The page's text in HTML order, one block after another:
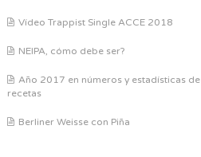
Vídeo Trappist Single ACCE 2018
NEIPA, cómo debe ser?
Año 2017 en números y estadísticas de
recetas
Berliner Weisse con Piña